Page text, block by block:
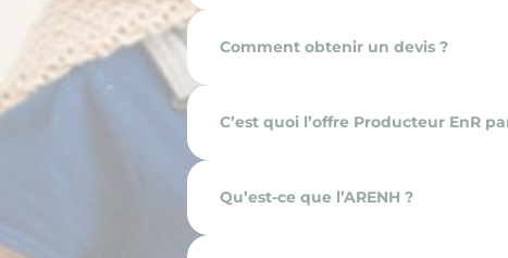
Comment obtenir un devis ?
C’est quoi l’offre Producteur EnR
Qu’est-ce que l’ARENH ?